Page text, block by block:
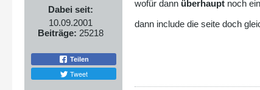
Dabei seit:
10.09.2001
Beiträge: 25218
Teilen
Tweet
wofür dann überhaupt noch
dann include die seite doch